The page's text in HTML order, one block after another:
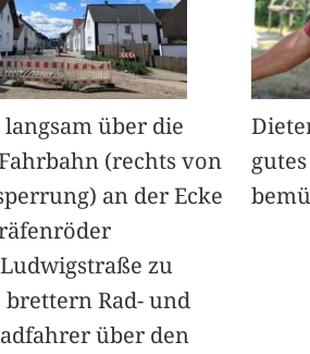
über die
(rechts von
an der Ecke
zu
Rad- und
über den